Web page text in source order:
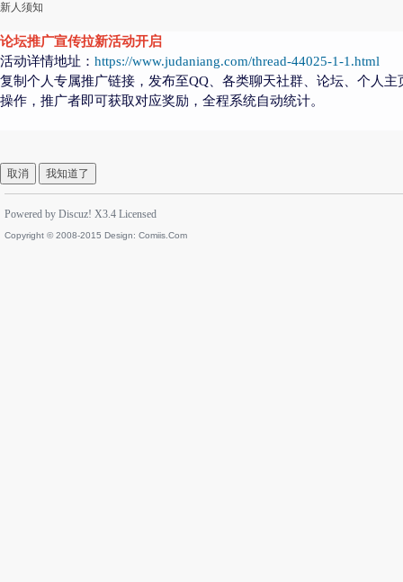
新人须知
论坛推广宣传拉新活动开启
活动详情地址： https://www.judaniang.com/thread-44025-1-1.html
复制个人专属推广链接，发布至QQ、各类聊天社群、论坛、个人
操作，推广者即可获取对应奖励，全程系统自动统计。
取消 我知道了
Powered by Discuz! X3.4 Licensed
Copyright © 2008-2015 Design: Comiis.Com